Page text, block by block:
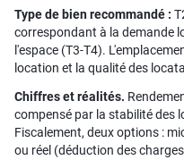
Type de bien recommandé :
correspondant à la demande
l'espace (T3-T4).
location et la qualité des
Chiffres et réalités.
compensé par la stabilité des
Fiscalement, deux options :
ou réel (déduction des